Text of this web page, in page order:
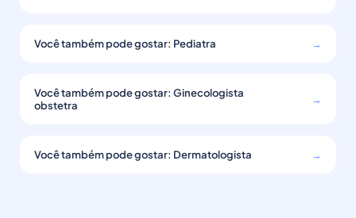
Você também pode gostar: Pediatra →
Você também pode gostar: Ginecologista
obstetra
→
Você também pode gostar: Dermatologista →